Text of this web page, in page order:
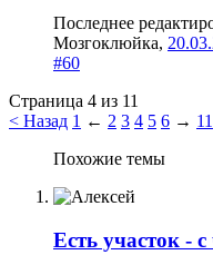
Последнее
Мозгоклюйка,
#60
Страница 4 из 11
< Назад 1 ← 2 3 4 5 6 → 11
Похожие темы
Есть участок - c